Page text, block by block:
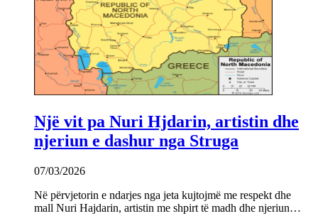
Një vit pa Nuri Hjdarin, artistin dhe
njeriun e dashur nga Struga
07/03/2026
Në përvjetorin e ndarjes nga jeta kujtojmë me respekt dhe
mall Nuri Hajdarin, artistin me shpirt të madh dhe njeriun…